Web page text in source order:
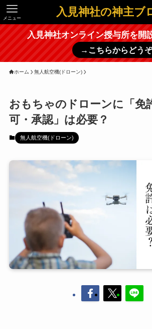
入見神社の神主ブ
メニュー
入見神社オンライン授与所を開
→こちらからどう
ホーム 無人航空機(ドローン)
おもちゃのドローンに「免
可・承認」は必要？
無人航空機(ドローン)